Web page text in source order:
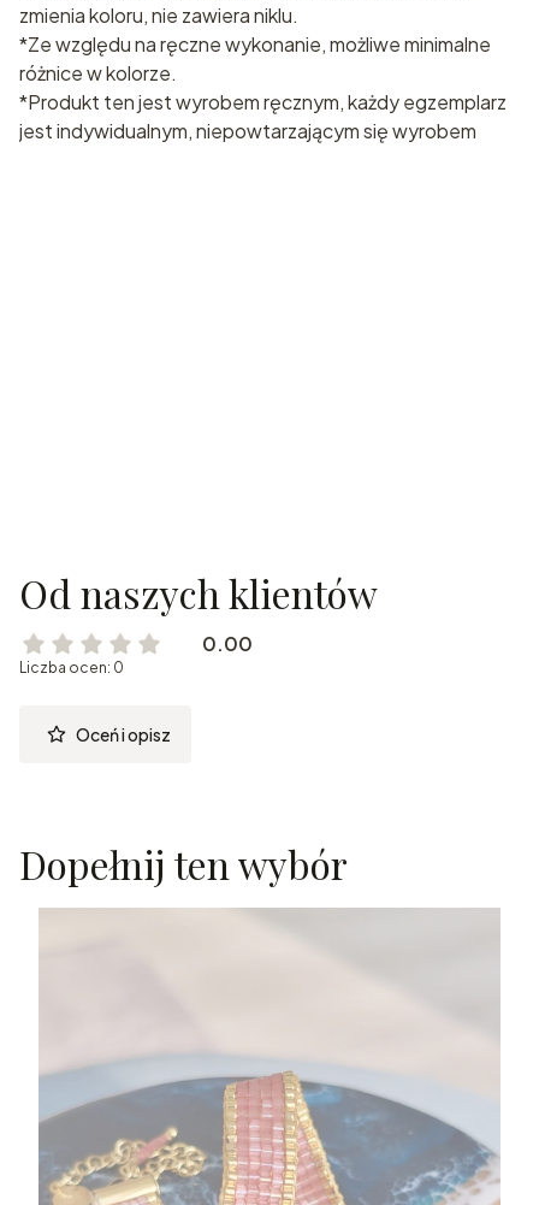
zmienia koloru, nie zawiera niklu.
*Ze względu na ręczne wykonanie, możliwe minimalne
różnice w kolorze.
*Produkt ten jest wyrobem ręcznym, każdy egzemplarz
jest indywidualnym, niepowtarzającym się wyrobem
Od naszych klientów
0.00
Liczba ocen: 0
Oceń i opisz
Dopełnij ten wybór